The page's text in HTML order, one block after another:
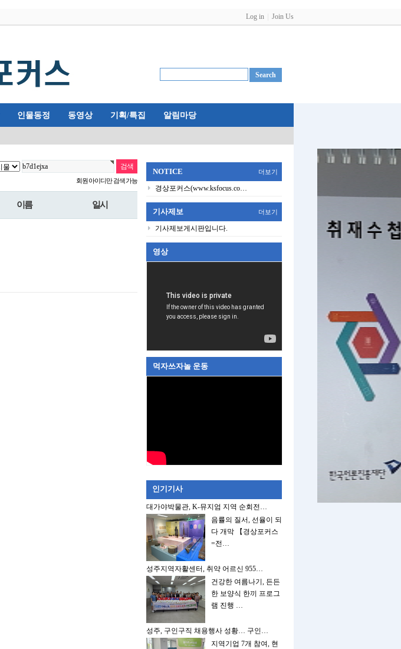
Log in Join Us
인물동정 동영상 기획/특집 알림마당
회원 아이디만 검색 가능
이름 일시
NOTICE 더보기
경상포커스(www.ksfocus.co…
기사제보 더보기
기사제보게시판입니다.
영상
먹자쓰자놀 운동
인기기사
대가야박물관, K-뮤지엄 지역 순회전…
음률의 질서, 선율이 되
다 개막 【경상포커스
=전…
성주지역자활센터, 취약 어르신 955…
건강한 여름나기, 든든
한 보양식 한끼 프로그
램 진행 …
성주, 구인구직 채용행사 성황… 구인…
지역기업 7개 참여, 현